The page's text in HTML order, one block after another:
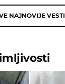
NAJNOVIJE VESTI